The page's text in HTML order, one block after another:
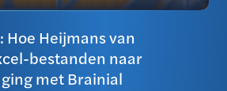
Hoe Heijmans van
bestanden naar
met Brainial